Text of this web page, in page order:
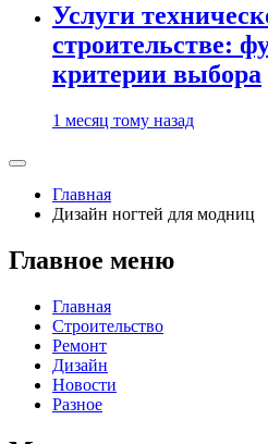
Услуги
строительстве:
критерии выбора
1 месяц тому назад
Главная
Дизайн ногтей для модниц
Главное меню
Главная
Строительство
Ремонт
Дизайн
Новости
Разное